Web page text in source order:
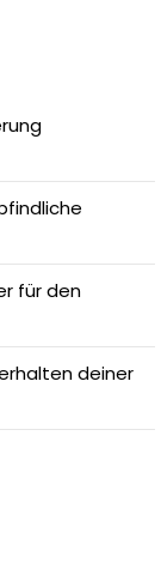
für den
deiner